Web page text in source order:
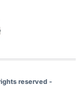
reserved -